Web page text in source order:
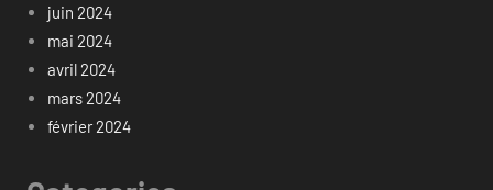
juin 2024
mai 2024
avril 2024
mars 2024
février 2024